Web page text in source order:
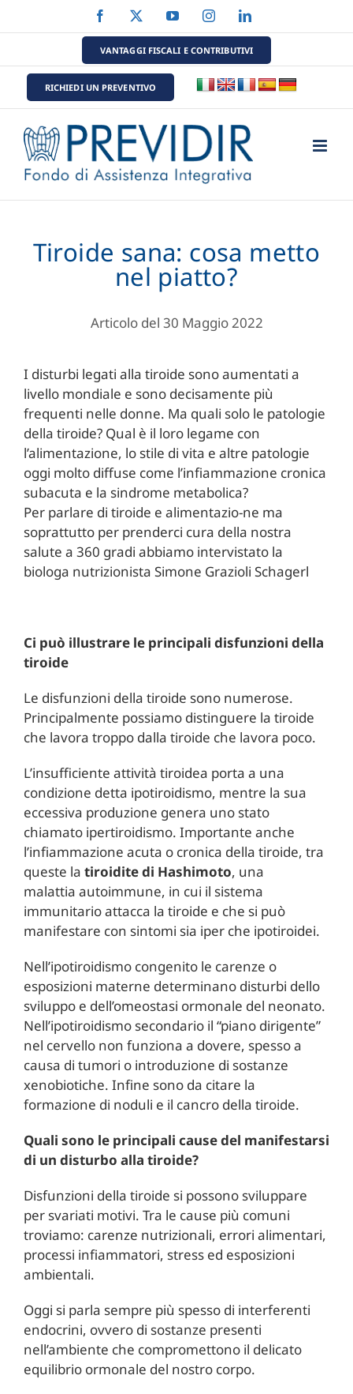
al
Facebook YouTubeInstagramLinkedIn
VANTAGGI FISCALI E CONTRIBUTIVI
RICHIEDI UN PREVENTIVO
Tiroide sana: cosa metto
nel piatto?
Articolo del 30 Maggio 2022
I disturbi legati alla tiroide sono aumentati a
livello mondiale e sono decisamente più
frequenti nelle donne. Ma quali solo le patologie
della tiroide? Qual è il loro legame con
l’alimentazione, lo stile di vita e altre patologie
oggi molto diffuse come l’infiammazione cronica
subacuta e la sindrome metabolica?
Per parlare di tiroide e alimentazio-ne ma
soprattutto per prenderci cura della nostra
salute a 360 gradi abbiamo intervistato la
biologa nutrizionista Simone Grazioli Schagerl
Ci può illustrare le principali disfunzioni della
tiroide
Le disfunzioni della tiroide sono numerose.
Principalmente possiamo distinguere la tiroide
che lavora troppo dalla tiroide che lavora poco.
L’insufficiente attività tiroidea porta a una
condizione detta ipotiroidismo, mentre la sua
eccessiva produzione genera uno stato
chiamato ipertiroidismo. Importante anche
l’infiammazione acuta o cronica della tiroide, tra
queste la tiroidite di Hashimoto, una
malattia autoimmune, in cui il sistema
immunitario attacca la tiroide e che si può
manifestare con sintomi sia iper che ipotiroidei.
Nell’ipotiroidismo congenito le carenze o
esposizioni materne determinano disturbi dello
sviluppo e dell’omeostasi ormonale del neonato.
Nell’ipotiroidismo secondario il “piano dirigente”
nel cervello non funziona a dovere, spesso a
causa di tumori o introduzione di sostanze
xenobiotiche. Infine sono da citare la
formazione di noduli e il cancro della tiroide.
Quali sono le principali cause del manifestarsi
di un disturbo alla tiroide?
Disfunzioni della tiroide si possono sviluppare
per svariati motivi. Tra le cause più comuni
troviamo: carenze nutrizionali, errori alimentari,
processi infiammatori, stress ed esposizioni
ambientali.
Oggi si parla sempre più spesso di interferenti
endocrini, ovvero di sostanze presenti
nell’ambiente che compromettono il delicato
equilibrio ormonale del nostro corpo.